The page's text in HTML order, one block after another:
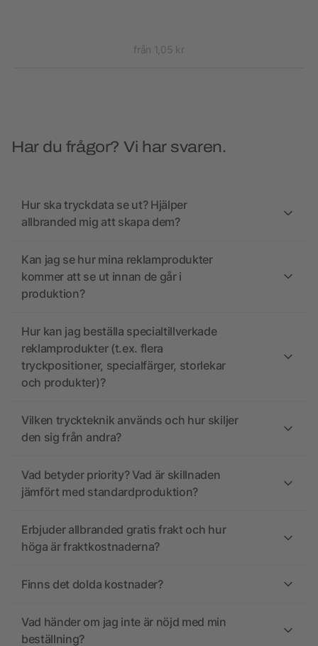
från 1,05 kr
Har du frågor? Vi har svaren.
Hur ska tryckdata se ut? Hjälper
allbranded mig att skapa dem?
Kan jag se hur mina reklamprodukter
kommer att se ut innan de går i
produktion?
Hur kan jag beställa specialtillverkade
reklamprodukter (t.ex. flera
tryckpositioner, specialfärger, storlekar
och produkter)?
Vilken tryckteknik används och hur skiljer
den sig från andra?
Vad betyder priority? Vad är skillnaden
jämfört med standardproduktion?
Erbjuder allbranded gratis frakt och hur
höga är fraktkostnaderna?
Finns det dolda kostnader?
Vad händer om jag inte är nöjd med min
beställning?